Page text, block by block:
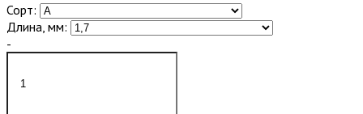
Сорт:
Длина, мм:
-